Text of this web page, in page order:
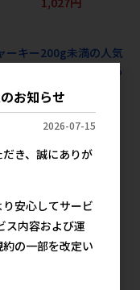
ーキー200g未満の人気
商品を見る
お知らせ
2026-07-15
き、誠にありが
安心してサービ
ス内容および運
の一部を改定い